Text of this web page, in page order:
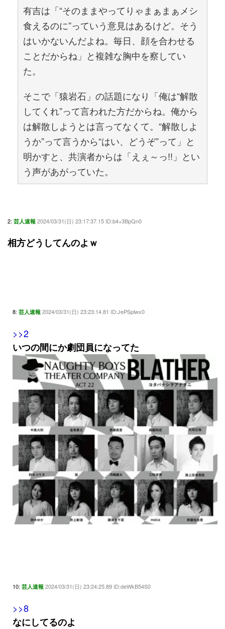
有吉は「“そのままやってりゃまぁまぁメシ
食えるのに”っていう意見はあるけど。そう
はいかないんだよね。毎日、顔を合わせる
ことだからね」と複雑な胸中を察してい
た。
そこで「猿岩石」の話題になり「俺は“解散
してくれ”って言われた方だからね。俺から
は解散しようとは言ってなくて。“解散しよ
うか”って言うから“はい、どうぞ”って」と
明かすと、共演者からは「えぇ～っ!!」とい
う声があがっていた。
2: 芸人速報 2024/03/31(日) 23:17:37.15 ID:b4+3BpQn0
相方どうしてんのよｗ
8: 芸人速報 2024/03/31(日) 23:23:14.81 ID:JePSplwx0
>>2
いつの間にか劇団員になってた
10: 芸人速報 2024/03/31(日) 23:24:25.89 ID:deWkB54S0
>>8
なにしてるのよ